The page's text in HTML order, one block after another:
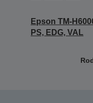
Epson TM-
PS, EDG, VAL